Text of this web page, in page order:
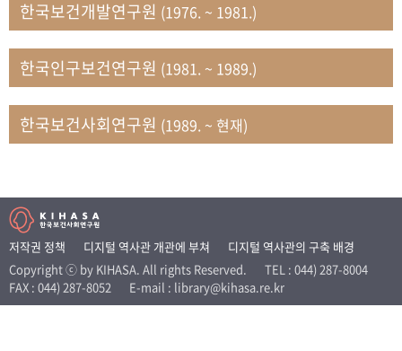
VR 역사관
김태룡
조사평가부 연구과
문현상
가족복지연구실 인구가족연구팀
박인화
보건정책연구실
박재빈
연구부 인구역학담당실
변종화
보건정책연구실 건강증진팀
송건용
보건정책연구실
송태민
정보통계연구실 빅데이터연구센터
신희설
사업개발부 국제협력연구실
이규식
의료보험연구실
이문기
훈련부
한국보건개발연구원 (1976. ~ 1981.)
한국인구보건연구원 (1981. ~ 1989.)
한국보건사회연구원 (1989. ~ 현재)
저작권 정책 디지털 역사관 개관에 부쳐
디지털 역사관의 구축 배경
Copyright ⓒ by KIHASA. All rights Reserved.
TEL : 044) 287-8004
FAX : 044) 287-8052
E-mail : library@kihasa.re.kr